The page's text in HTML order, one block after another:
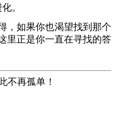
。
，如果你也渴望找到那个
里正是你一直在寻找的答
不再孤单！